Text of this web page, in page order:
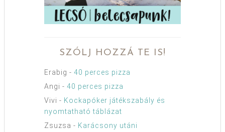
SZÓLJ HOZZÁ TE IS!
Erabig - 40 perces pizza
Angi - 40 perces pizza
Vivi - Kockapóker játékszabály és
nyomtatható táblázat
Zsuzsa - Karácsony utáni